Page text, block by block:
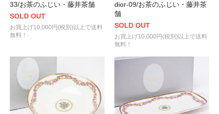
33/お茶のふじい・藤井茶舗
SOLD OUT
お買上げ10,000円(税別)以上で送料
無料！
dior-09/お茶のふじい・藤井茶
舗
SOLD OUT
お買上げ10,000円(税別)以上で送料
無料！